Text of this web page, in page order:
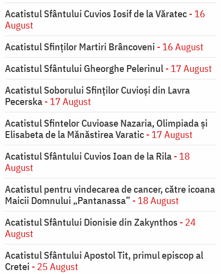
Acatistul Sfântului Cuvios Iosif de la Văratec- 16
August
Acatistul Sfinților Martiri Brâncoveni - 16 August
Acatistul Sfântului Gheorghe Pelerinul- 17 August
Acatistul Soborului Sfinților Cuvioși din Lavra
Pecerska- 17 August
Acatistul Sfintelor Cuvioase Nazaria, Olimpiada și
Elisabeta de la Mănăstirea Varatic- 17 August
Acatistul Sfântului Cuvios Ioan de la Rila- 18
August
Acatistul pentru vindecarea de cancer, către icoana
Maicii Domnului „Pantanassa” - 18 August
Acatistul Sfântului Dionisie din Zakynthos - 24
August
Acatistul Sfântului Apostol Tit, primul episcop al
Cretei - 25 August